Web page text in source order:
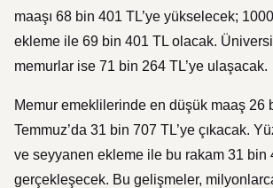
maaşı 68 bin 401 TL’ye yükselecek;
ekleme ile 69 bin 401 TL olacak.
memurlar ise 71 bin 264 TL’ye ulaşacak.
Memur emeklilerinde en düşük maaş 26
Temmuz’da 31 bin 707 TL’ye çıkacak.
ve seyyanen ekleme ile bu rakam 31 bin
gerçekleşecek. Bu gelişmeler,